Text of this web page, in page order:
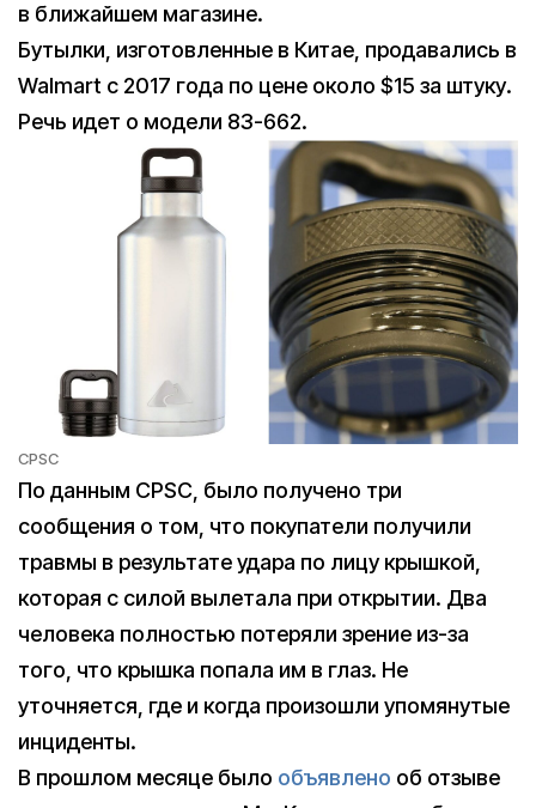
в ближайшем магазине.
Бутылки, изготовленные в Китае, продавались в
Walmart с 2017 года по цене около $15 за штуку.
Речь идет о модели 83-662.
CPSC
По данным CPSC, было получено три
сообщения о том, что покупатели получили
травмы в результате удара по лицу крышкой,
которая с силой вылетала при открытии. Два
человека полностью потеряли зрение из-за
того, что крышка попала им в глаз. Не
уточняется, где и когда произошли упомянутые
инциденты.
В прошлом месяце было объявлено об отзыве